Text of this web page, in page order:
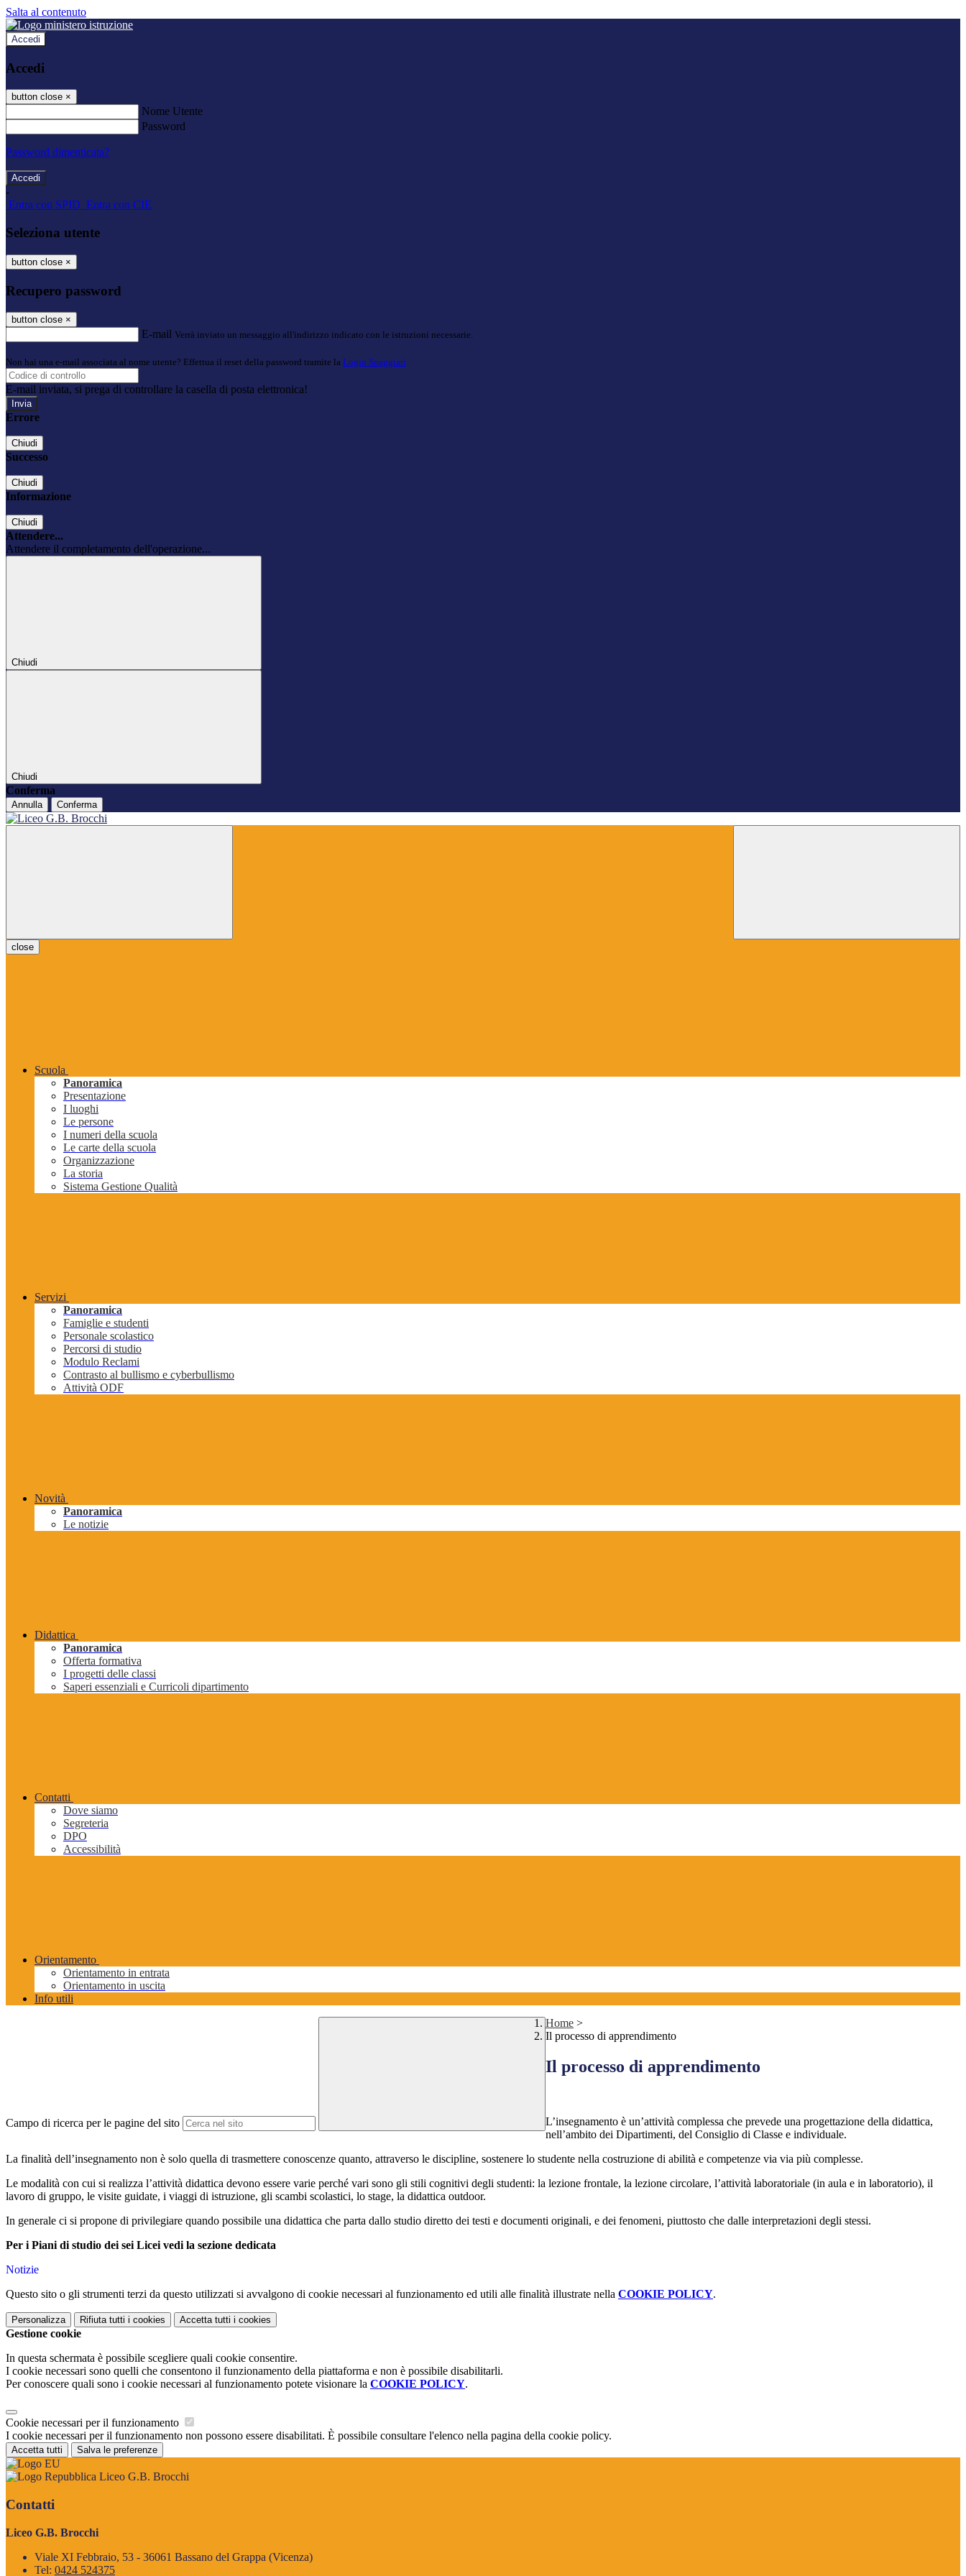
Salta al contenuto
Accedi
Accedi
button close ×
Nome Utente
Password
Password dimenticata?
-
Entra con SPID Entra con CIE
Seleziona utente
button close ×
Recupero password
button close ×
E-mail Verrà inviato un messaggio all'indirizzo indicato con le istruzioni necessarie.
Non hai una e-mail associata al nome utente? Effettua il reset della password tramite la Login Spaggiari
E-mail inviata, si prega di controllare la casella di posta elettronica!
Errore
Chiudi
Successo
Chiudi
Informazione
Chiudi
Attendere...
Attendere il completamento dell'operazione...
Chiudi
Chiudi
Conferma
Annulla Conferma
close
Scuola
Panoramica
Presentazione
I luoghi
Le persone
I numeri della scuola
Le carte della scuola
Organizzazione
La storia
Sistema Gestione Qualità
Servizi
Panoramica
Famiglie e studenti
Personale scolastico
Percorsi di studio
Modulo Reclami
Contrasto al bullismo e cyberbullismo
Attività ODF
Novità
Panoramica
Le notizie
Didattica
Panoramica
Offerta formativa
I progetti delle classi
Saperi essenziali e Curricoli dipartimento
Contatti
Dove siamo
Segreteria
DPO
Accessibilità
Orientamento
Orientamento in entrata
Orientamento in uscita
Info utili
Campo di ricerca per le pagine del sito
Home >
Il processo di apprendimento
Il processo di apprendimento
L’insegnamento è un’attività complessa che prevede una progettazione della didattica,
nell’ambito dei Dipartimenti, del Consiglio di Classe e individuale.
La finalità dell’insegnamento non è solo quella di trasmettere conoscenze quanto, attraverso le discipline, sostenere lo studente nella costruzione di abilità e competenze via via più complesse.
Le modalità con cui si realizza l’attività didattica devono essere varie perché vari sono gli stili cognitivi degli studenti: la lezione frontale, la lezione circolare, l’attività laboratoriale (in aula e in laboratorio), il
lavoro di gruppo, le visite guidate, i viaggi di istruzione, gli scambi scolastici, lo stage, la didattica outdoor.
In generale ci si propone di privilegiare quando possibile una didattica che parta dallo studio diretto dei testi e documenti originali, e dei fenomeni, piuttosto che dalle interpretazioni degli stessi.
Per i Piani di studio dei sei Licei vedi la sezione dedicata
Notizie
Questo sito o gli strumenti terzi da questo utilizzati si avvalgono di cookie necessari al funzionamento ed utili alle finalità illustrate nella COOKIE POLICY.
Personalizza Rifiuta tutti i cookies Accetta tutti i cookies
Gestione cookie
In questa schermata è possibile scegliere quali cookie consentire.
I cookie necessari sono quelli che consentono il funzionamento della piattaforma e non è possibile disabilitarli.
Per conoscere quali sono i cookie necessari al funzionamento potete visionare la COOKIE POLICY.
Cookie necessari per il funzionamento
I cookie necessari per il funzionamento non possono essere disabilitati. È possibile consultare l'elenco nella pagina della cookie policy.
Accetta tutti Salva le preferenze
Liceo G.B. Brocchi
Contatti
Liceo G.B. Brocchi
Viale XI Febbraio, 53 - 36061 Bassano del Grappa (Vicenza)
Tel: 0424 524375